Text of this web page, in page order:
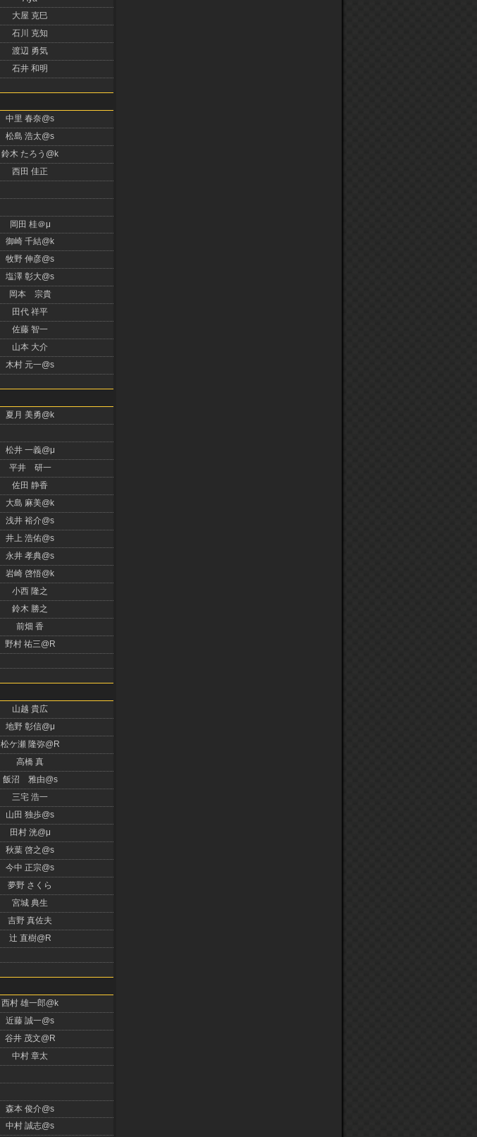
大屋 克巳
石川 克知
渡辺 勇気
石井 和明
中里 春奈@s
松島 浩太@s
鈴木 たろう@k
西田 佳正
岡田 桂＠μ
御崎 千結@k
牧野 伸彦@s
塩澤 彰大@s
岡本 宗貴
田代 祥平
佐藤 智一
山本 大介
木村 元一@s
夏月 美勇@k
松井 一義@μ
平井 研一
佐田 静香
大島 麻美@k
浅井 裕介@s
井上 浩佑@s
永井 孝典@s
岩崎 啓悟@k
小西 隆之
鈴木 勝之
前畑 香
野村 祐三@R
山越 貴広
地野 彰信@μ
松ケ瀬 隆弥@R
高橋 真
飯沼 雅由@s
三宅 浩一
山田 独歩@s
田村 洸@μ
秋葉 啓之@s
今中 正宗@s
夢野 さくら
宮城 典生
吉野 真佐夫
辻 直樹@R
西村 雄一郎@k
近藤 誠一@s
谷井 茂文@R
中村 章太
森本 俊介@s
中村 誠志@s